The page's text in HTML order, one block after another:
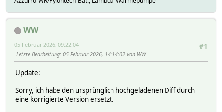
WW
#1
05 Februar 2026, 09:22:04
Letzte Bearbeitung: 05 Februar 2026, 14:14:02 von WW
Update:
Sorry, ich habe den ursprünglich hochgeladenen Diff durch
eine korrigierte Version ersetzt.